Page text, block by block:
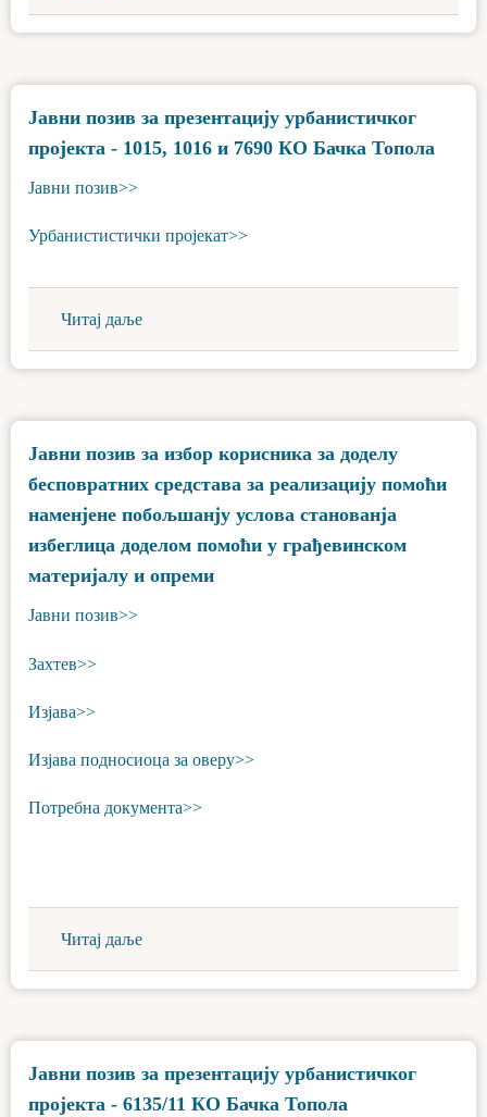
Јавни позив за презентацију урбанистичког
пројекта - 1015, 1016 и 7690 КО Бачка Топола
Јавни позив>>
Урбанистистички пројекат>>
Читај даље
Јавни позив за избор корисника за доделу
бесповратних средстава за реализацију помоћи
наменјене побољшанју услова станованја
избеглица доделом помоћи у грађевинском
материјалу и опреми
Јавни позив>>
Захтев>>
Изјава>>
Изјава подносиоца за оверу>>
Потребна документа>>
Читај даље
Јавни позив за презентацију урбанистичког
пројекта - 6135/11 КО Бачка Топола